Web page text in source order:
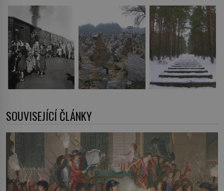
SOUVISEJÍCÍ ČLÁNKY